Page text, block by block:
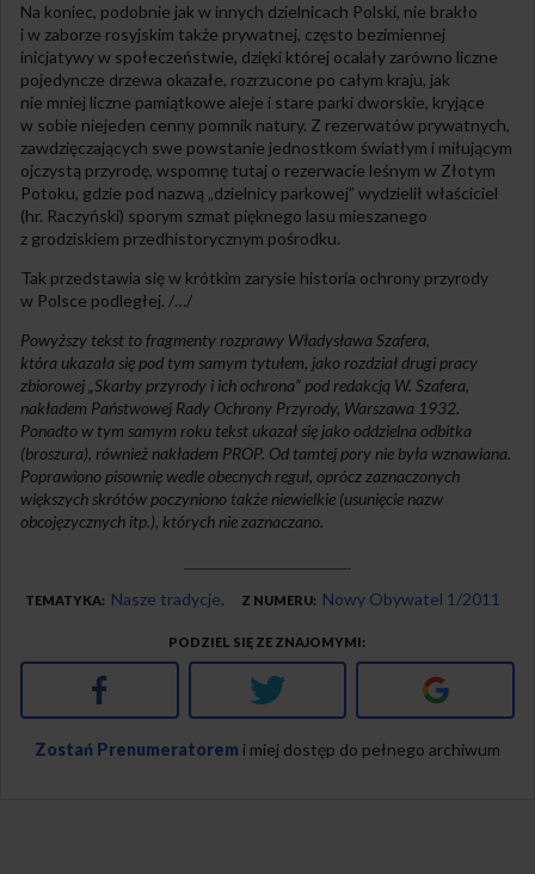
Na koniec, podobnie jak w innych dzielnicach Polski, nie brakło
i w zaborze rosyjskim także prywatnej, często bezimiennej
inicjatywy w społeczeństwie, dzięki której ocalały zarówno liczne
pojedyncze drzewa okazałe, rozrzucone po całym kraju, jak
nie mniej liczne pamiątkowe aleje i stare parki dworskie, kryjące
w sobie niejeden cenny pomnik natury. Z rezerwatów prywatnych,
zawdzięczających swe powstanie jednostkom światłym i miłującym
ojczystą przyrodę, wspomnę tutaj o rezerwacie leśnym w Złotym
Potoku, gdzie pod nazwą „dzielnicy parkowej” wydzielił właściciel
(hr. Raczyński) sporym szmat pięknego lasu mieszanego
z grodziskiem przedhistorycznym pośrodku.
Tak przedstawia się w krótkim zarysie historia ochrony przyrody
w Polsce podległej. /…/
Powyższy tekst to fragmenty rozprawy Władysława Szafera,
która ukazała się pod tym samym tytułem, jako rozdział drugi pracy
zbiorowej „Skarby przyrody i ich ochrona” pod redakcją W. Szafera,
nakładem Państwowej Rady Ochrony Przyrody, Warszawa 1932.
Ponadto w tym samym roku tekst ukazał się jako oddzielna odbitka
(broszura), również nakładem PROP. Od tamtej pory nie była wznawiana.
Poprawiono pisownię wedle obecnych reguł, oprócz zaznaczonych
większych skrótów poczyniono także niewielkie (usunięcie nazw
obcojęzycznych itp.), których nie zaznaczano.
TEMATYKA Nasze tradycje Z NUMERU Nowy Obywatel 1/2011
PODZIEL SIĘ ZE ZNAJOMYMI
Facebook Twitter Google+
Zostań Prenumeratorem i miej dostęp do pełnego archiwum